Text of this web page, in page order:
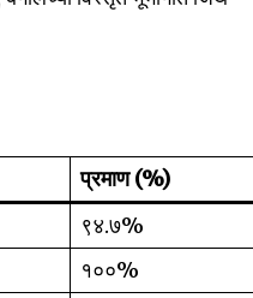
प्रमाण (%)
९४.७%
१००%